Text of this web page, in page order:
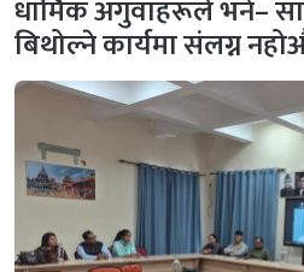
धार्मिक अगुवाहरूले भने–
बिथोल्ने कार्यमा संलग्न